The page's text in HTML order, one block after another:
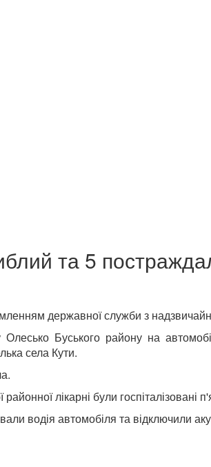
та 5
державної служби з
Буського району на
села Кути.
лікарні були госпіталізовані
водія автомобіля та відключили